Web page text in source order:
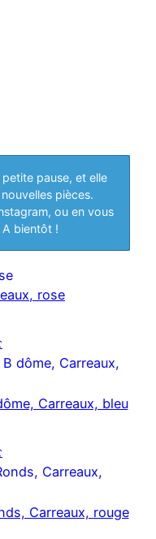
pause, et elle
pièces.
ou en vous
A bientôt !
rose
Carreaux, bleu
Carreaux, rouge